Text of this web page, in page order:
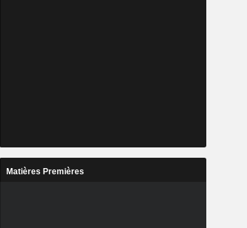
Matières Premières